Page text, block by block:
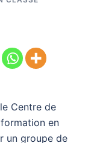
Centre de
formation en
un groupe de